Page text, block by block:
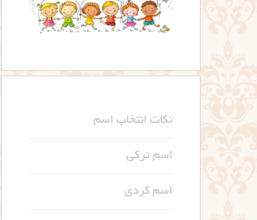
نکات انتخاب اسم
اسم ترکی
اسم کردی